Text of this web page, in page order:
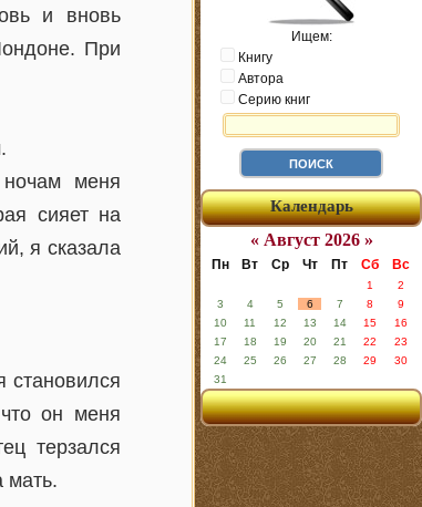
и вновь
При
меня
сияет на
я сказала
он меня
терзался
мать.
Ищем:
Книгу
Автора
Серию книг
Календарь
« Август 2026 »
Пн Вт Ср Чт Пт Сб Вс
1
2
3
4 5 6 7 8
9
10
11 12 13 14 15
16
17
18 19 20 21 22
23
24
25 26 27 28 29
30
31